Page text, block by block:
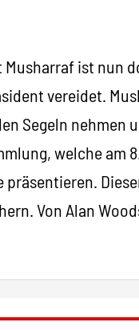
Musharraf ist nun
vereidet.
Segeln nehmen
welche am 8.
Von Alan